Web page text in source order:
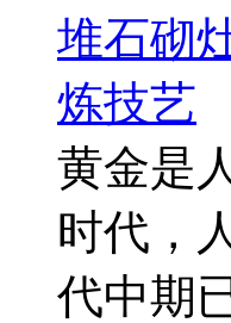
黄金是
时代，
代中期